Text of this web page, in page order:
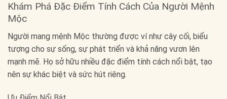
Khám Phá Đặc Điểm Tính Cách Của Người Mệnh
Mộc
Người mang mệnh Mộc thường được ví như cây cối, biểu
tượng cho sự sống, sự phát triển và khả năng vươn lên
mạnh mẽ. Họ sở hữu nhiều đặc điểm tính cách nổi bật, tạo
nên sự khác biệt và sức hút riêng.